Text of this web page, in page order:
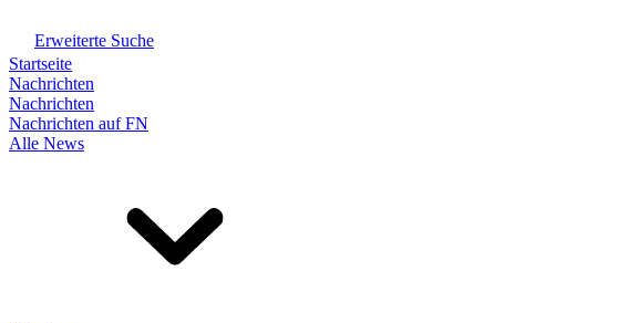
Erweiterte Suche
Startseite
Nachrichten
Nachrichten
Nachrichten auf FN
Alle News